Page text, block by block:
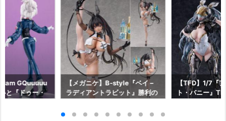
GQuuuuu
と『ドゥー・
【メガニケ】B-style『ベイ –
ラディアントラビット』勝利の
約【フリーイング】より2026
【TFD】1/7『
ト・バニー』